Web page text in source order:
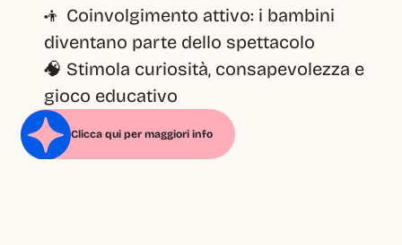
👦 Coinvolgimento attivo: i bambini
diventano parte dello spettacolo
🧠 Stimola curiosità, consapevolezza e
gioco educativo
Clicca qui per maggiori info